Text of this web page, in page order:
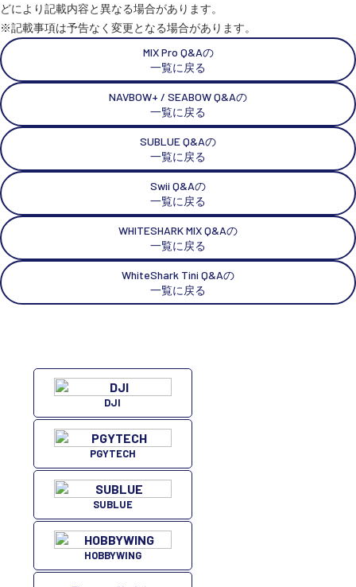
どにより記載内容と異なる場合があります。
※記載事項は予告なく変更となる場合があります。
MIX Pro Q&Aの
一覧に戻る
NAVBOW+ / SEABOW Q&Aの
一覧に戻る
SUBLUE Q&Aの
一覧に戻る
Swii Q&Aの
一覧に戻る
WHITESHARK MIX Q&Aの
一覧に戻る
WhiteShark Tini Q&Aの
一覧に戻る
DJI
PGYTECH
SUBLUE
HOBBYWING